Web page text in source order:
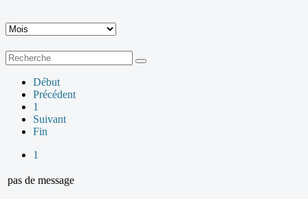
Début
Précédent
1
Suivant
Fin
1
pas de message